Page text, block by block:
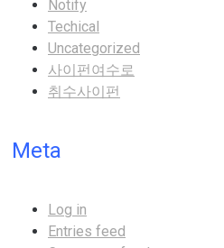
Notify
Techical
Uncategorized
사이펀여수로
취수사이펀
Meta
Log in
Entries feed